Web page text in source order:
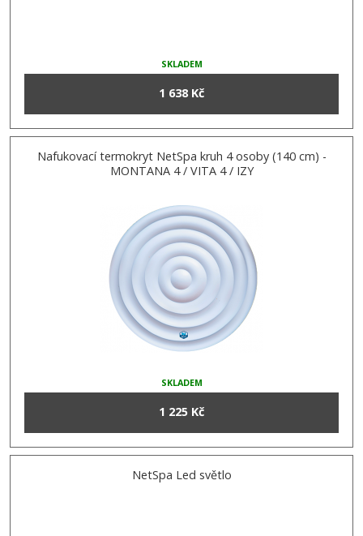
SKLADEM
1 638 Kč
Nafukovací termokryt NetSpa kruh 4 osoby (140 cm) -
MONTANA 4 / VITA 4 / IZY
SKLADEM
1 225 Kč
NetSpa Led světlo